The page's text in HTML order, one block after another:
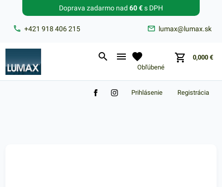
+421 918 406 215 lumax@lumax.sk
Doprava zadarmo nad 60 €s DPH
Obľúbené
0,000 €
Zabudnuté heslo?
Registrácia
Prihlásenie